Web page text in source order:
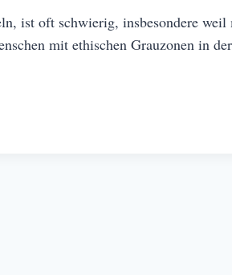
ist oft schwierig, insbesondere
mit ethischen Grauzonen in